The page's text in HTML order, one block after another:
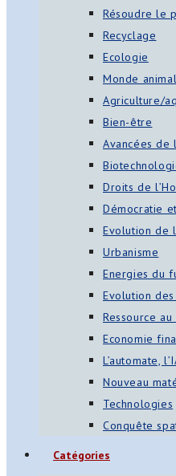
Résoudre le
Recyclage
Ecologie
Monde animal
Agriculture/
Bien-être
Avancées de
Droits de
Démocratie
Evolution de
Urbanisme
Energies du
Evolution
Ressource
Economie
L’automate,
Nouveau
Technologies
Conquête
Catégories